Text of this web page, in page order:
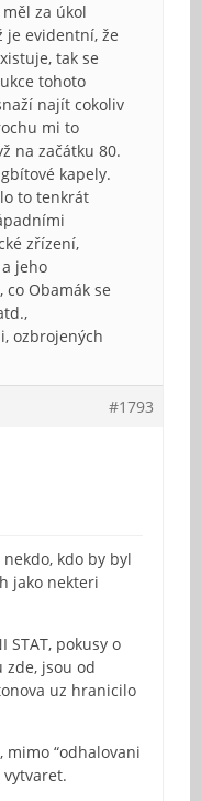
za úkol
je evidentní, že
tak se
tohoto
najít cokoliv
mi to
na začátku 80.
kapely.
to tenkrát
zřízení,
jeho
Obamák se
ozbrojených
#1793
kdo by byl
jako nekteri
STAT, pokusy o
jsou od
uz hranicilo
“odhalovani
vytvaret.